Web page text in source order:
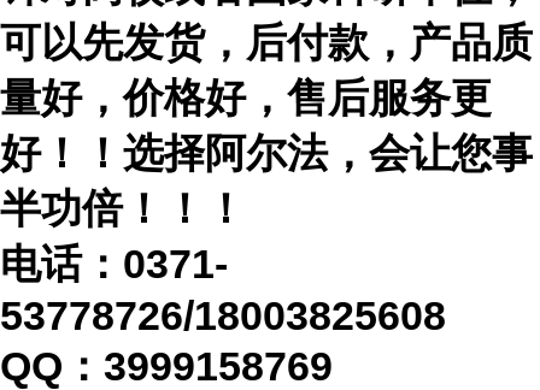
可以先发货，后付款，产品质
量好，价格好，售后服务更
好！！选择阿尔法，会让您事
半功倍！！！
电话： 0371-
53778726/18003825608
QQ：3999158769